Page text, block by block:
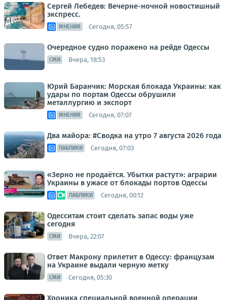
Сергей Лебедев: Вечерне-ночной новостишный
экспресс.
МНЕНИЯ Сегодня, 05:57
Очередное судно поражено на рейде Одессы
СМИ Вчера, 18:53
Юрий Баранчик: Морская блокада Украины: как
удары по портам Одессы обрушили
металлургию и экспорт
МНЕНИЯ Сегодня, 07:07
Два майора: #Сводка на утро 7 августа 2026 года
ПАБЛИКИ Сегодня, 07:03
«Зерно не продаётся. Убытки растут»: аграрии
Украины в ужасе от блокады портов Одессы
ПАБЛИКИ Сегодня, 00:12
Одесситам стоит сделать запас воды уже
сегодня
СМИ Вчера, 22:07
Ответ Макрону прилетит в Одессу: французам
на Украине выдали черную метку
СМИ Сегодня, 05:30
Хроника специальной военной операции